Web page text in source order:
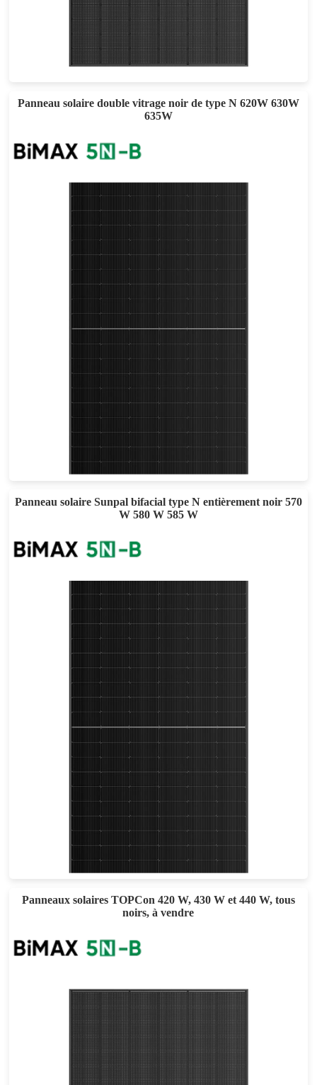
430-450W
Garantie d'alimentation de 25 ans
Panneau solaire double vitrage noir de type N 620W 630W
635W
605-635W
Garantie d'alimentation de 30 ans
Panneau solaire Sunpal bifacial type N entièrement noir 570
W 580 W 585 W
555-585W
Garantie d'alimentation de 30 ans
Panneaux solaires TOPCon 420 W, 430 W et 440 W, tous
noirs, à vendre